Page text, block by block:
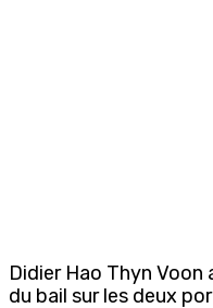
Didier Hao Thyn
du bail sur les deux